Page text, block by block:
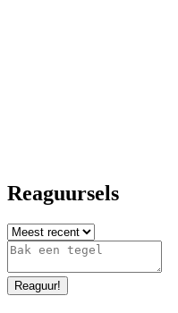
Reaguursels
Reaguur!